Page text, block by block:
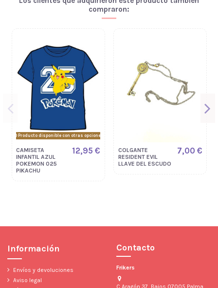
compraron:
Producto disponible con otras opciones
CAMISETA
INFANTIL AZUL
POKEMON 025
PIKACHU
12,95 €
COLGANTE
RESIDENT EVIL
LLAVE DEL ESCUDO
7,00 €
Información
Envíos y devoluciones
Aviso legal
Contacto
Frikers
C Aragón 37, Bajos 07005 Palma,